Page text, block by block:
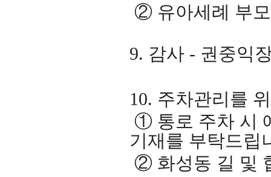
② 유아세례 부
9. 감사 - 권중익
10. 주차관리를
① 통로 주차 시
기재를 부탁드립
② 화성동 길 및